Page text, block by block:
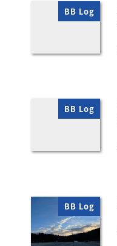
BB Log
BB Log
BB Log